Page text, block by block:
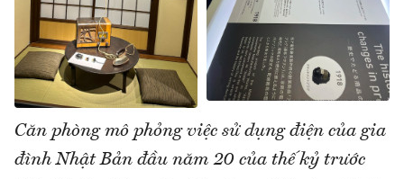
Căn phòng mô phỏng việc sử dụng điện của gia
đình Nhật Bản đầu năm 20 của thế kỷ trước